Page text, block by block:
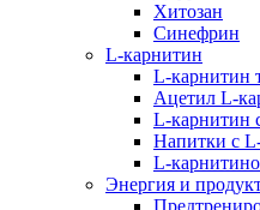
Хитозан
Синефрин
L-карнитин
L-карнитин
Ацетил L-
L-карнитин
Напитки c
L-
Энергия и